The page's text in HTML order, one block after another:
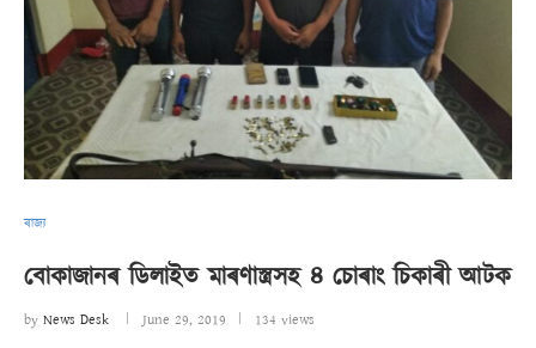
ৰাজ্য
বোকাজানৰ ডিলাইত মাৰণাস্ত্ৰসহ ৪ চোৰাং চিকাৰী আটক
by News Desk June 29, 2019 134 views